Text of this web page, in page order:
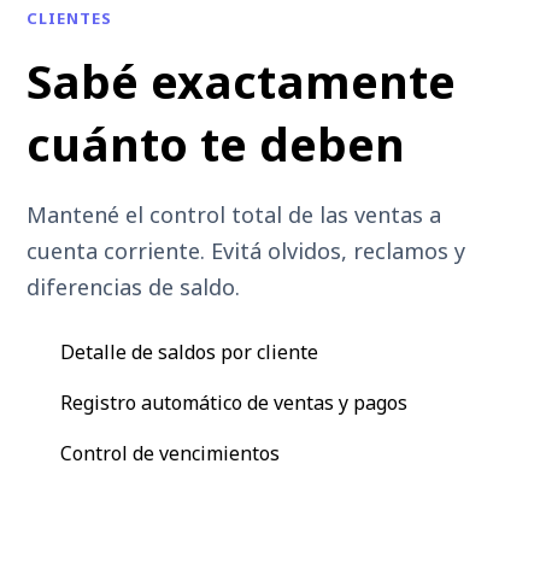
CLIENTES
Sabé exactamente
cuánto te deben
Mantené el control total de las ventas a
cuenta corriente. Evitá olvidos, reclamos y
diferencias de saldo.
Detalle de saldos por cliente
Registro automático de ventas y pagos
Control de vencimientos